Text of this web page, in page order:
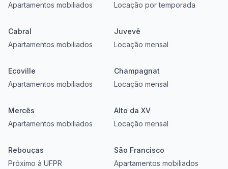
Apartamentos mobiliados
Locação por temporada
Cabral
Apartamentos mobiliados
Juvevê
Locação mensal
Ecoville
Apartamentos mobiliados
Champagnat
Locação mensal
Mercês
Apartamentos mobiliados
Alto da XV
Locação mensal
Rebouças
Próximo à UFPR
São Francisco
Apartamentos mobiliados